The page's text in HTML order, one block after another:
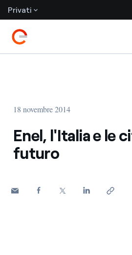
Privati
18 novembre 2014
Enel, l'Italia e le
futuro